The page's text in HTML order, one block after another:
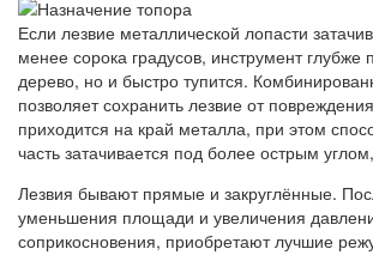
Если лезвие металлической лопасти
менее сорока градусов, инструмент глубже
дерево, но и быстро тупится.
позволяет сохранить лезвие от
приходится на край металла, при этом
часть затачивается под более острым
Лезвия бывают прямые и закруглённые.
уменьшения площади и увеличения
соприкосновения, приобретают лучшие